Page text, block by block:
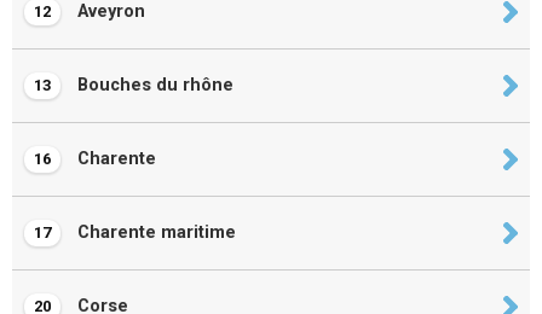
12 Aveyron
13 Bouches du rhône
16 Charente
17 Charente maritime
20 Corse